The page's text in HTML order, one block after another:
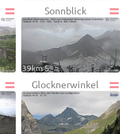
Sonnblick
39km S
Glocknerwinkel